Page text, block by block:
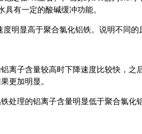
有一定的酸碱缓冲功能。
明显高于聚合氯化铝铁。说明不同
离子含量较高时下降速度比较快，
更加明显。
处理的铝离子含量明显低于聚合氯